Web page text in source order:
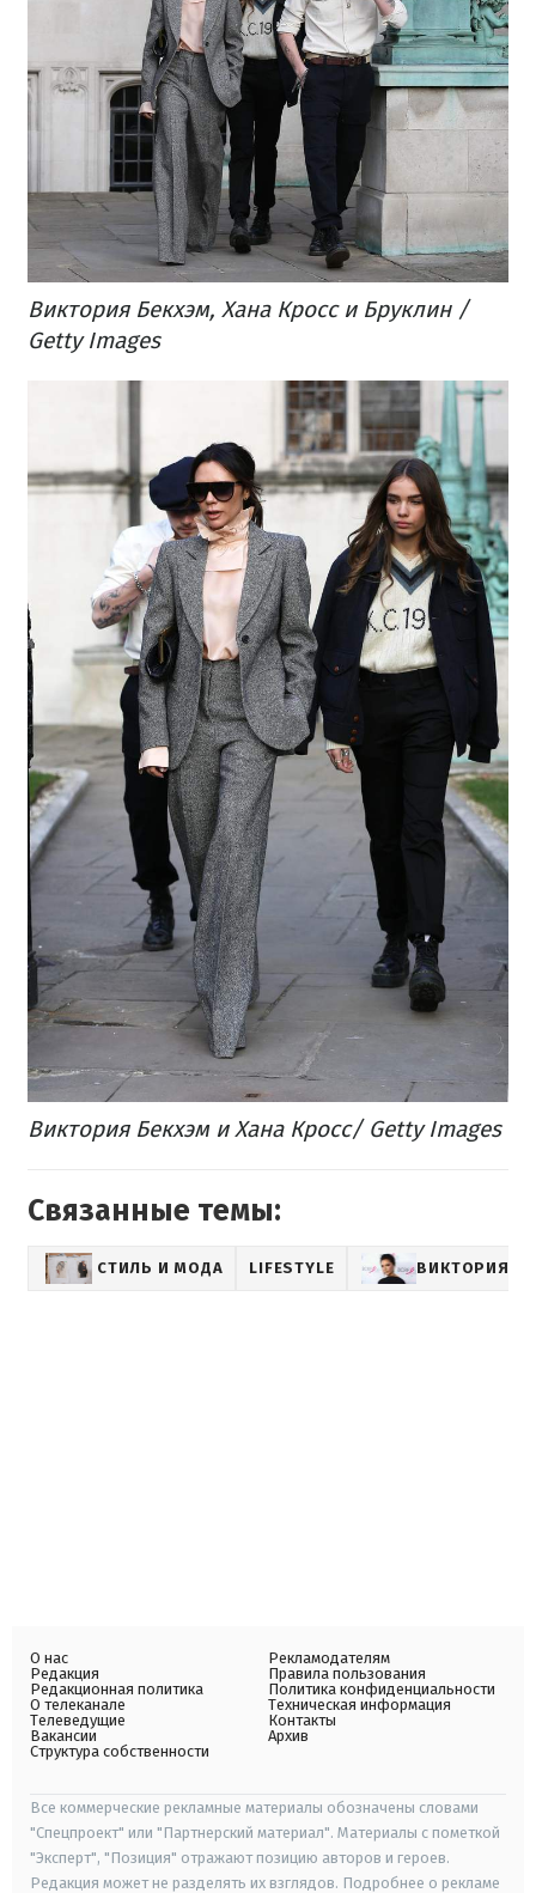
Виктория Бекхэм, Хана Кросс и Бруклин​ /
Getty Images
Виктория Бекхэм и Хана Кросс/ Getty Images
Связанные темы:
СТИЛЬ И МОДА LIFESTYLE ВИКТОРИЯ
О нас
Редакция
Редакционная политика
О телеканале
Телеведущие
Вакансии
Структура собственности
Рекламодателям
Правила пользования
Политика конфиденциальности
Техническая информация
Контакты
Архив
Все коммерческие рекламные материалы обозначены словами
"Спецпроект" или "Партнерский материал". Материалы с пометкой
"Эксперт", "Позиция" отражают позицию авторов и героев.
Редакция может не разделять их взглядов. Подробнее о рекламе